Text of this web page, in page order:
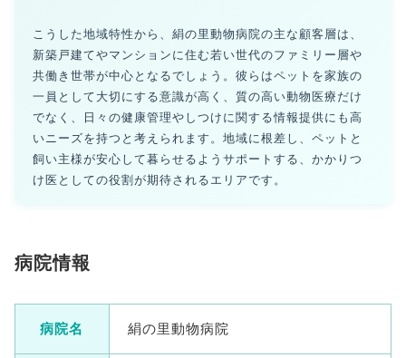
こうした地域特性から、絹の里動物病院の主な顧客層は、
新築戸建てやマンションに住む若い世代のファミリー層や
共働き世帯が中心となるでしょう。彼らはペットを家族の
一員として大切にする意識が高く、質の高い動物医療だけ
でなく、日々の健康管理やしつけに関する情報提供にも高
いニーズを持つと考えられます。地域に根差し、ペットと
飼い主様が安心して暮らせるようサポートする、かかりつ
け医としての役割が期待されるエリアです。
病院情報
病院名 絹の里動物病院